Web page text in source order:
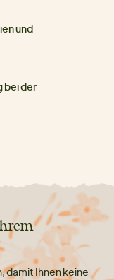
und
bei der
damit Ihnen keine